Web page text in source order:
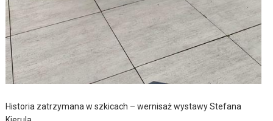
Historia zatrzymana w szkicach – wernisaż wystawy Stefana